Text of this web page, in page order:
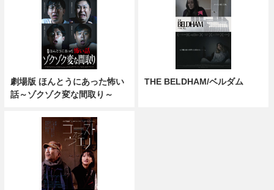
劇場版 ほんとうにあった怖い
話～ゾクゾク変な間取り～
THE BELDHAM/ベルダム